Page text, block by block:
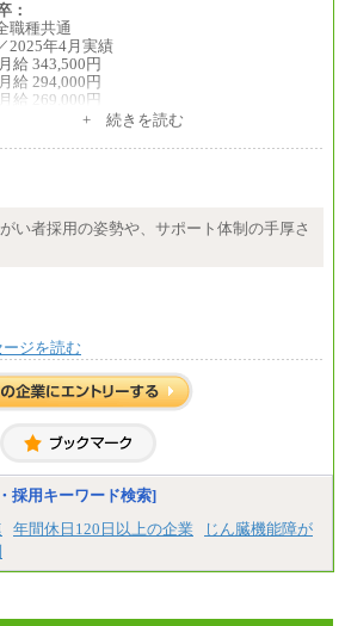
：
職種共通
2025年4月実績
給 343,500円
給 294,000円
給 269,000円
間の給与に変更はございません
+ 続きを読む
い者採用の姿勢や、サポート体制の手厚さ
ジを読む
採用キーワード検索]
年間休日120日以上の企業
じん臓機能障が